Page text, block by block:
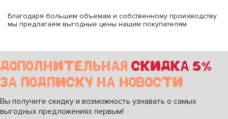
Благодаря большим объемам и собственному производству
мы предлагаем выгодные цены нашим покупателям
ДОПОЛНИТЕЛЬНАЯ СКИДКА 5%
ЗА ПОДПИСКУ НА НОВОСТИ
Вы получите скидку и возможность узнавать о самых
выгодных предложениях первым!